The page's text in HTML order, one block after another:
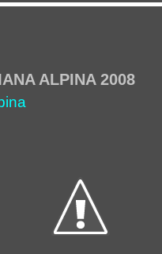
ALPINA 2008